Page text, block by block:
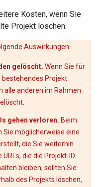
Kosten, wenn Sie
Projekt löschen.
Auswirkungen:
gelöscht. Wenn Sie für
Projekt
alle anderen im Rahmen
gehen verloren. Beim
Sie möglicherweise eine
die Sie weiterhin
die die Projekt-ID
bleiben, sollten Sie
des Projekts löschen,